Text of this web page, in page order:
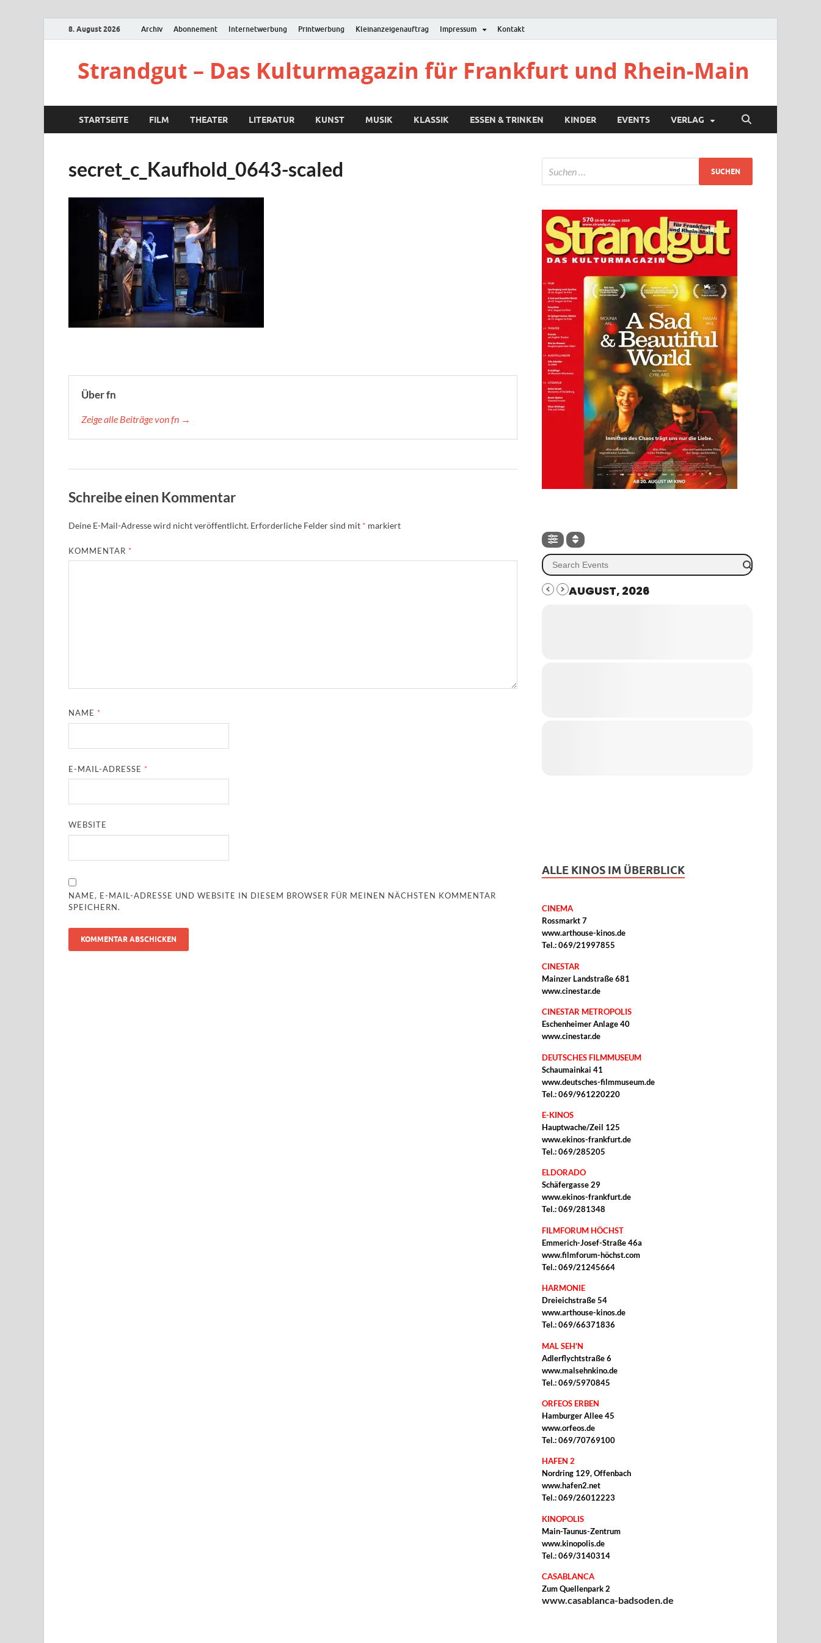
8. August 2026 Archiv Abonnement Internetwerbung Printwerbung Kleinanzeigenauftrag Impressum Kontakt
Strandgut – Das Kulturmagazin für Frankfurt und Rhein-Main
STARTSEITE FILM THEATER LITERATUR KUNST MUSIK KLASSIK ESSEN & TRINKEN KINDER EVENTS VERLAG
secret_c_Kaufhold_0643-scaled
Über fn
Zeige alle Beiträge von fn →
Schreibe einen Kommentar
Deine E-Mail-Adresse wird nicht veröffentlicht. Erforderliche Felder sind mit * markiert
KOMMENTAR *
NAME *
E-MAIL-ADRESSE *
WEBSITE
NAME, E-MAIL-ADRESSE UND WEBSITE IN DIESEM BROWSER FÜR MEINEN NÄCHSTEN KOMMENTAR
SPEICHERN.
AUGUST, 2026
ALLE KINOS IM ÜBERBLICK
CINEMA
Rossmarkt 7
www.arthouse-kinos.de
Tel.: 069/21997855
CINESTAR
Mainzer Landstraße 681
www.cinestar.de
CINESTAR METROPOLIS
Eschenheimer Anlage 40
www.cinestar.de
DEUTSCHES FILMMUSEUM
Schaumainkai 41
www.deutsches-filmmuseum.de
Tel.: 069/961220220
E-KINOS
Hauptwache/Zeil 125
www.ekinos-frankfurt.de
Tel.: 069/285205
ELDORADO
Schäfergasse 29
www.ekinos-frankfurt.de
Tel.: 069/281348
FILMFORUM HÖCHST
Emmerich-Josef-Straße 46a
www.filmforum-höchst.com
Tel.: 069/21245664
HARMONIE
Dreieichstraße 54
www.arthouse-kinos.de
Tel.: 069/66371836
MAL SEH'N
Adlerflychtstraße 6
www.malsehnkino.de
Tel.: 069/5970845
ORFEOS ERBEN
Hamburger Allee 45
www.orfeos.de
Tel.: 069/70769100
HAFEN 2
Nordring 129, Offenbach
www.hafen2.net
Tel.: 069/26012223
KINOPOLIS
Main-Taunus-Zentrum
www.kinopolis.de
Tel.: 069/3140314
CASABLANCA
Zum Quellenpark 2
www.casablanca-badsoden.de